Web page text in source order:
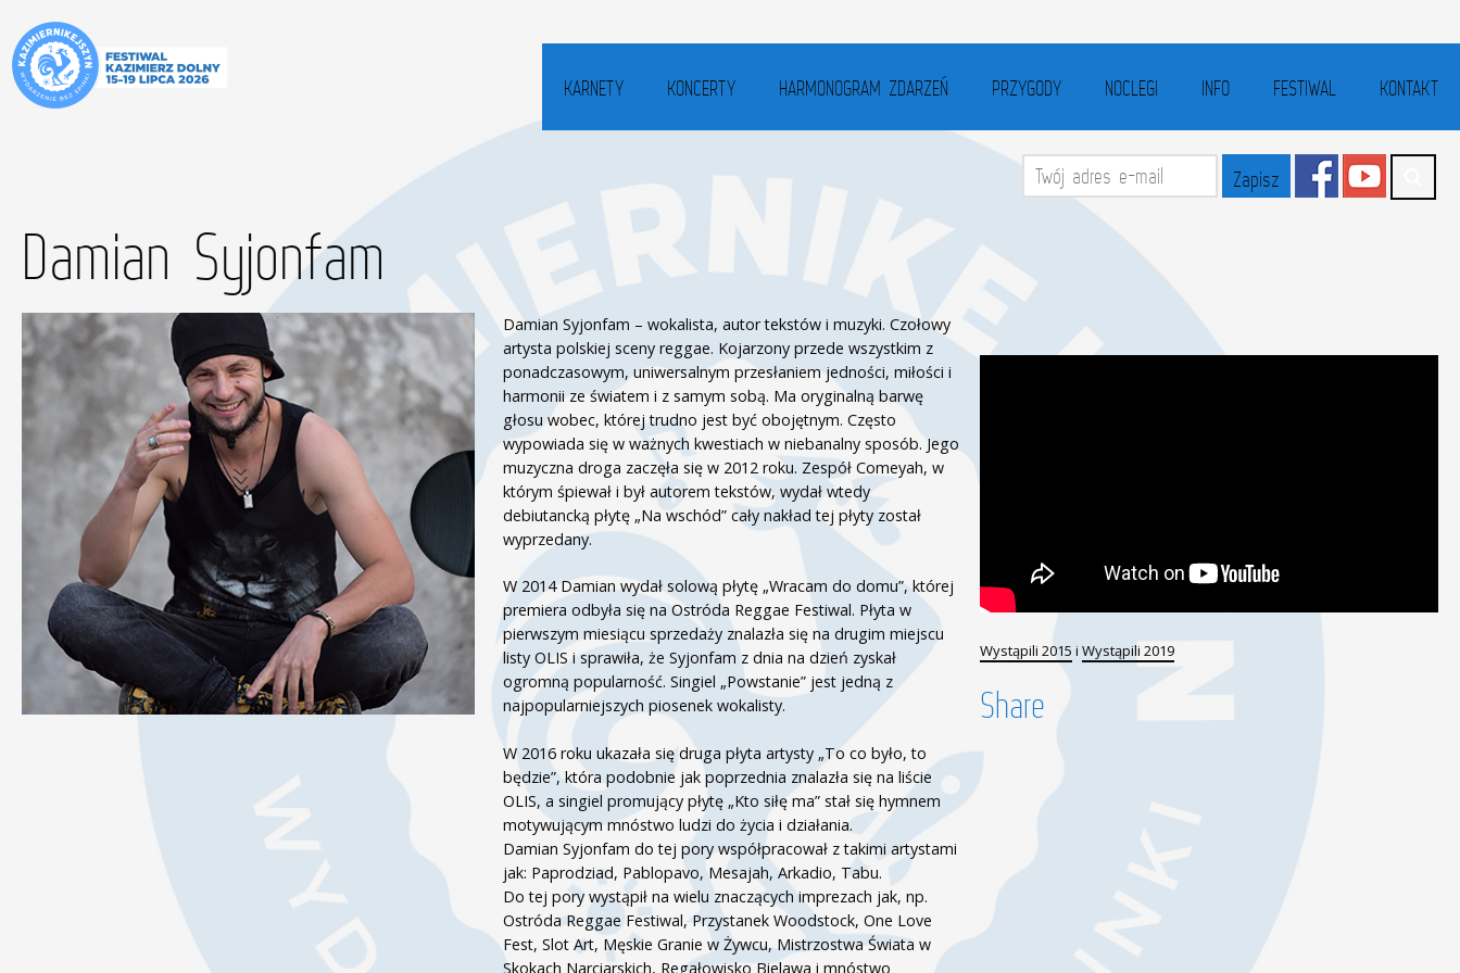
KARNETY KONCERTY HARMONOGRAM ZDARZEŃ PRZYGODY NOCLEGI INFO FESTIWAL KONTAKT
Damian Syjonfam
Damian Syjonfam – wokalista, autor tekstów i muzyki. Czołowy
artysta polskiej sceny reggae. Kojarzony przede wszystkim z
ponadczasowym, uniwersalnym przesłaniem jedności, miłości i
harmonii ze światem i z samym sobą. Ma oryginalną barwę
głosu wobec, której trudno jest być obojętnym. Często
wypowiada się w ważnych kwestiach w niebanalny sposób. Jego
muzyczna droga zaczęła się w 2012 roku. Zespół Comeyah, w
którym śpiewał i był autorem tekstów, wydał wtedy
debiutancką płytę „Na wschód” cały nakład tej płyty został
wyprzedany.
W 2014 Damian wydał solową płytę „Wracam do domu”, której
premiera odbyła się na Ostróda Reggae Festiwal. Płyta w
pierwszym miesiącu sprzedaży znalazła się na drugim miejscu
listy OLIS i sprawiła, że Syjonfam z dnia na dzień zyskał
ogromną popularność. Singiel „Powstanie” jest jedną z
najpopularniejszych piosenek wokalisty.
W 2016 roku ukazała się druga płyta artysty „To co było, to
będzie”, która podobnie jak poprzednia znalazła się na liście
OLIS, a singiel promujący płytę „Kto siłę ma” stał się hymnem
motywującym mnóstwo ludzi do życia i działania.
Damian Syjonfam do tej pory współpracował z takimi artystami
jak: Paprodziad, Pablopavo, Mesajah, Arkadio, Tabu.
Do tej pory wystąpił na wielu znaczących imprezach jak, np.
Ostróda Reggae Festiwal, Przystanek Woodstock, One Love
Fest, Slot Art, Męskie Granie w Żywcu, Mistrzostwa Świata w
Skokach Narciarskich, Regałowisko Bielawa i mnóstwo
Wystąpili 2015 iWystąpili 2019
Share